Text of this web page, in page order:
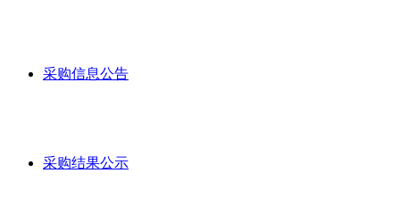
采购信息公告
采购结果公示